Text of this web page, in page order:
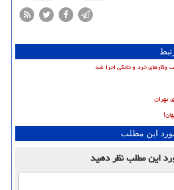
وکارهای خرد و خانگی اجرا شد
تهران
این مطلب
این مطلبنظر دهید